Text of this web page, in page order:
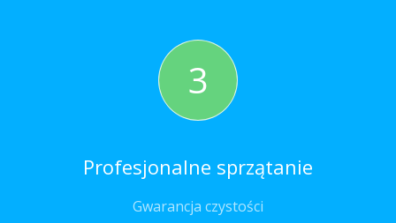
3
Profesjonalne sprzątanie
Gwarancja czystości